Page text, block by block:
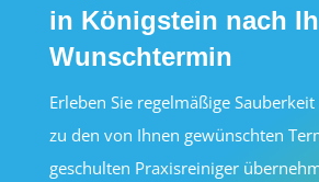
in Königstein nach
Wunschtermin
Erleben Sie regelmäßige
zu den von Ihnen gewünschten
geschulten Praxisreiniger